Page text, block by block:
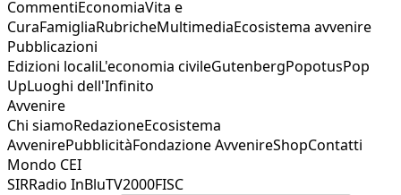
CommentiEconomiaVita e
CuraFamigliaRubricheMultimediaEcosistema avvenire
Pubblicazioni
Edizioni localiL'economia civileGutenbergPopotusPop
UpLuoghi dell'Infinito
Avvenire
Chi siamoRedazioneEcosistema
AvvenirePubblicitàFondazione AvvenireShopContatti
Mondo CEI
SIRRadio InBluTV2000FISC